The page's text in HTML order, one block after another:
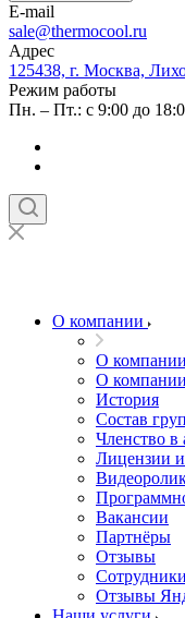
E-mail
sale@thermocool.ru
Адрес
125438, г. Москва,
Режим работы
Пн. – Пт.: с 9:00 до
О компании
О компании
О компании
История
Состав
Членство в
Лицензии
Вакансии
Партнёры
Отзывы
Сотрудники
Отзывы